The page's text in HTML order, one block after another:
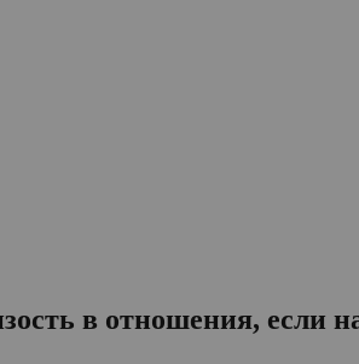
в отношения, если